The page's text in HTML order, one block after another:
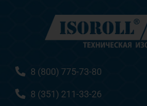
8 (800) 775-73-80
8 (351) 211-33-26